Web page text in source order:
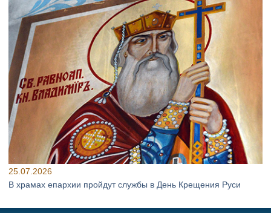
25.07.2026
В храмах епархии пройдут службы в День Крещения Руси